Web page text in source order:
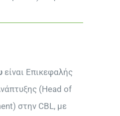
είναι Επικεφαλής
(Head of
στην CBL, με